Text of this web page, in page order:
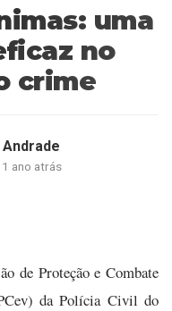
uma
no
crime
ano atrás
de Proteção e Combate
da Polícia Civil do